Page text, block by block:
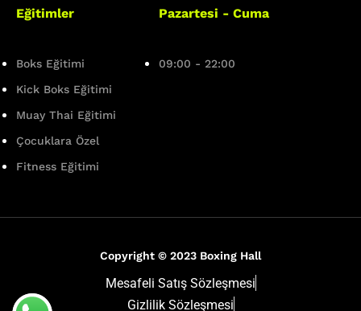
Eğitimler
Boks Eğitimi
Kick Boks Eğitimi
Muay Thai Eğitimi
Çocuklara Özel
Fitness Eğitimi
Pazartesi - Cuma
09:00 - 22:00
Copyright © 2023 Boxing Hall
Mesafeli Satış Sözleşmesi
Gizlilik Sözleşmesi